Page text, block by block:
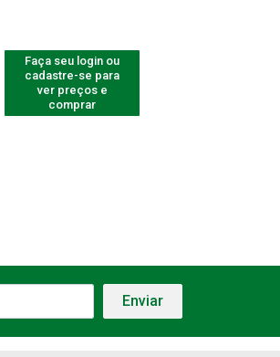
Faça seu login ou
cadastre-se para
ver preços e
comprar